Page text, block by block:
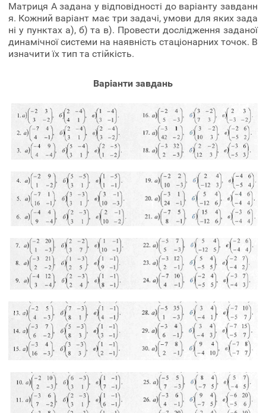
Матриця А задана у відповідності до варіанту завданн
я. Кожний варіант має три задачі, умови для яких зада
ні у пунктах а), б) та в). Провести дослідження заданої
динамічної системи на наявність стаціонарних точок. В
изначити їх тип та стійкість.
Варіанти завдань